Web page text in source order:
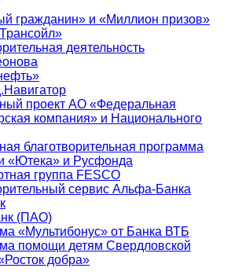
гражданин» и «Миллион призов»
деятельность
проект АО «Федеральная
компания» и Национального
благотворительная программа
«Ютека» и Русфонда
группа FESCO
сервис Альфа-Банка
(ПАО)
«Мультибонус» от Банка ВТБ
помощи детям Свердловской
добра»